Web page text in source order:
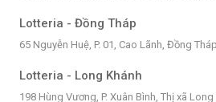
Lotteria - Đồng Tháp
65 Nguyễn Huệ, P. 01, Cao Lãnh, Đồng Tháp
Lotteria - Long Khánh
198 Hùng Vương, P. Xuân Bình, Thị xã